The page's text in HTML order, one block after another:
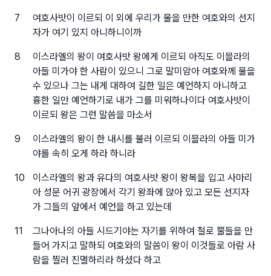
7
여호사밧이 이르되 이 외에 우리가 물을 만한 여호와의 선지
자가 여기 있지 아니하니이까
8
이스라엘의 왕이 여호사밧 왕에게 이르되 아직도 이믈라의
아들 미가야 한 사람이 있으니 그로 말미암아 여호와께 물을
수 있으나 그는 내게 대하여 길한 일은 예언하지 아니하고
흉한 일만 예언하기로 내가 그를 미워하나이다 여호사밧이
이르되 왕은 그런 말씀을 마소서
9
이스라엘의 왕이 한 내시를 불러 이르되 이믈라의 아들 미가
야를 속히 오게 하라 하니라
10
이스라엘의 왕과 유다의 여호사밧 왕이 왕복을 입고 사마리
아 성문 어귀 광장에서 각기 왕좌에 앉아 있고 모든 선지자
가 그들의 앞에서 예언을 하고 있는데
11
그나아나의 아들 시드기야는 자기를 위하여 철로 뿔들을 만
들어 가지고 말하되 여호와의 말씀이 왕이 이것들로 아람 사
람을 찔러 진멸하리라 하셨다 하고